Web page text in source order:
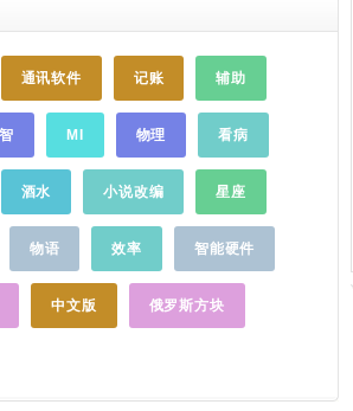
讯，机会情报，抓紧先机模拟炒股：免费20
万资金，轻松成为高手闪电下单：支持全国
众多券商在线交易，分时快买快卖，投资下
单快人一步(如平安证券、银河证券、中泰证
券、东方证券、兴业证券)不管你想学习股票
入门知识，还是炒股技巧、炒股绝招，炒股
票高手就用同花顺！老牌炒股软件同花顺，
传，在大智慧、东方财富通，益盟操盘手，
和讯股票等中脱颖而出，是股民一致选择！
各种建议和意见，欢迎您的联系！您的一句
话，使我为您优秀！客服热线：952555微
博：ths300033软件内直接反馈：个人中心-
通讯软件 记账 辅助
MI 物理 看病
酒水 小说改编 星座
物语 效率 智能硬件
中文版 俄罗斯方块